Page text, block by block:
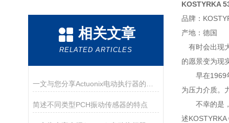
相关文章
RELATED ARTICLES
简述不同类型PCH振动传感器的特点
KOSTYRKA
品牌：
产地：德国
有时会出现
的愿景变为现
早在1969年
为压力介质。
不幸的是，
述